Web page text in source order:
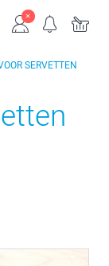
SERVETTEN